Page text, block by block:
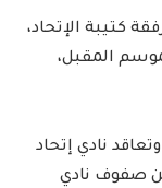
كتيبة الإتحاد،
المقبل،
نادي إتحاد
صفوف نادي